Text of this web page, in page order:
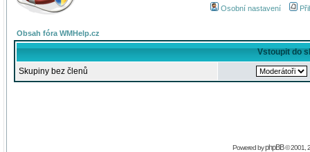
Osobní nastavení
Obsah fóra WMHelp.cz
Vstoupit do
Skupiny bez členů
Powered byphpBB© 2001,